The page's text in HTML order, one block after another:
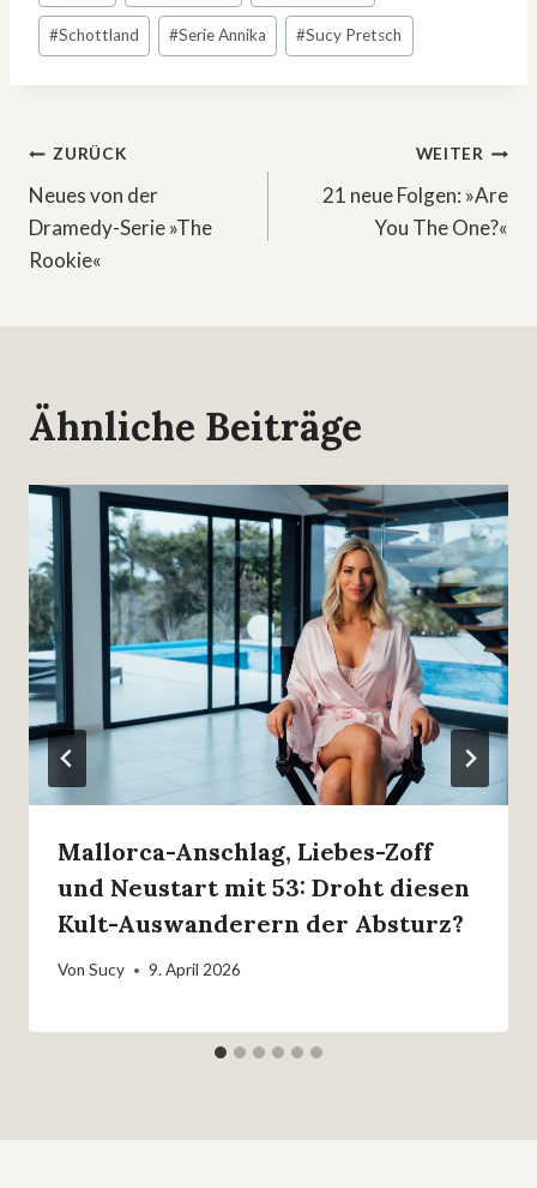
#Schottland #Serie Annika #Sucy Pretsch
Beitragsnavigation
ZURÜCK
Neues von der
Dramedy-Serie »The
Rookie«
WEITER
21 neue Folgen: »Are
You The One?«
Ähnliche Beiträge
Mallorca-Anschlag, Liebes-Zoff
und Neustart mit 53: Droht diesen
Kult-Auswanderern der Absturz?
Von Sucy 9. April 2026